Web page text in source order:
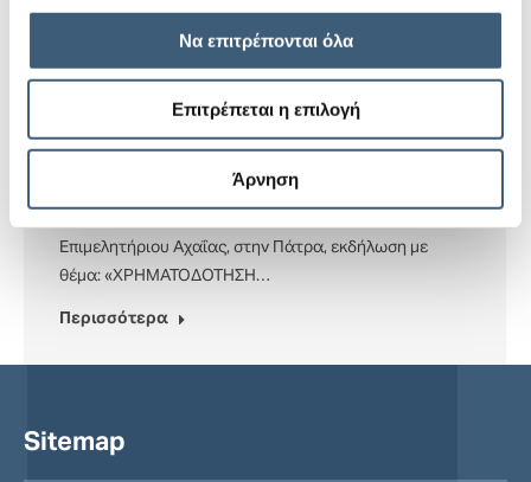
Να επιτρέπονται όλα
Επιτρέπεται η επιλογή
Άρνηση
Εκδήλωση: “Χρηματοδότηση και
29 Ιανουαρίου, 2014
Με μεγάλη επιτυχία και συμμετοχή εξαγωγέων
Επιμελητήριου Αχαΐας, στην Πάτρα, εκδήλωση με
θέμα: «ΧΡΗΜΑΤΟΔΟΤΗΣΗ…
Περισσότερα
Sitemap